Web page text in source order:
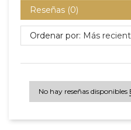
Reseñas (0)
Ordenar por: Más
No hay reseñas disponibles